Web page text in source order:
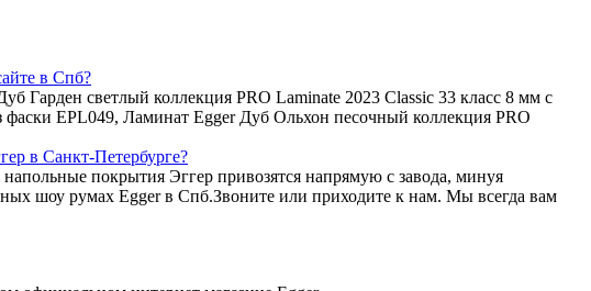
в Спб?
Гарден светлый коллекция PRO Laminate 2023 Classic 33 класс 8 мм с
EPL049, Ламинат Egger Дуб Ольхон песочный коллекция PRO
в Санкт-Петербурге?
покрытия Эггер привозятся напрямую с завода, минуя
шоу румах Egger в Спб.Звоните или приходите к нам. Мы всегда вам